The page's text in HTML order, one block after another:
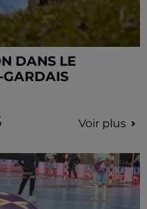
DANS LE
GARDAIS
Voir plus